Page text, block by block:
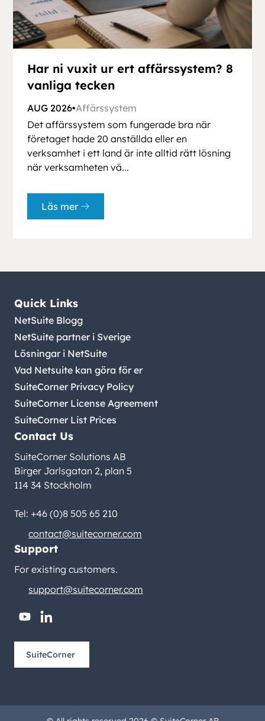
Har ni vuxit ur ert affärssystem? 8
vanliga tecken
AUG 2026•Affärssystem
Det affärssystem som fungerade bra när
företaget hade 20 anställda eller en
verksamhet i ett land är inte alltid rätt lösning
när verksamheten vä...
Läs mer
Quick Links
NetSuite Blogg
NetSuite partner i Sverige
Lösningar i NetSuite
Vad Netsuite kan göra för er
SuiteCorner Privacy Policy
SuiteCorner License Agreement
SuiteCorner List Prices
Contact Us
SuiteCorner Solutions AB
Birger Jarlsgatan 2, plan 5
114 34 Stockholm
Tel: +46 (0)8 505 65 210
contact@suitecorner.com
Support
For existing customers.
support@suitecorner.com
youtubelinkedin
SuiteCorner